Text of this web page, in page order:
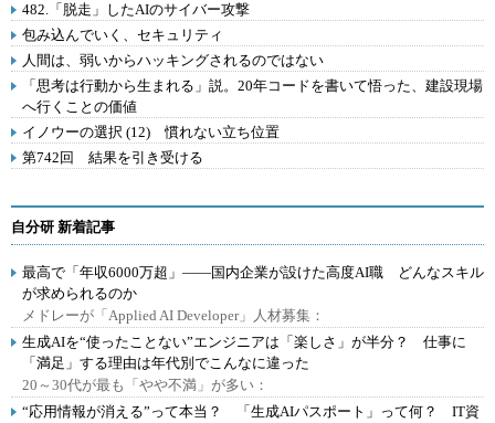
482.「脱走」したAIのサイバー攻撃
包み込んでいく、セキュリティ
人間は、弱いからハッキングされるのではない
「思考は行動から生まれる」説。20年コードを書いて悟った、建設現場
へ行くことの価値
イノウーの選択 (12) 慣れない立ち位置
第742回 結果を引き受ける
自分研 新着記事
最高で「年収6000万超」――国内企業が設けた高度AI職 どんなスキル
が求められるのか
メドレーが「Applied AI Developer」人材募集：
生成AIを“使ったことない”エンジニアは「楽しさ」が半分？ 仕事に
「満足」する理由は年代別でこんなに違った
20～30代が最も「やや不満」が多い：
“応用情報が消える”って本当？ 「生成AIパスポート」って何？ IT資